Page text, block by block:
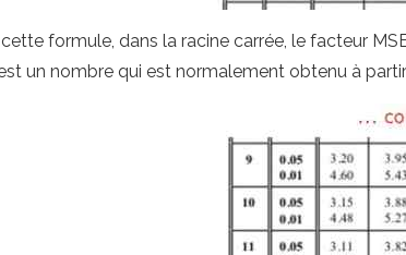
formule, dans la racine carrée, le facteur
un nombre qui est normalement obtenu à